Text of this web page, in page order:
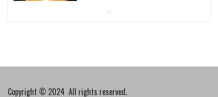
Copyright © 2024 All rights reserved.